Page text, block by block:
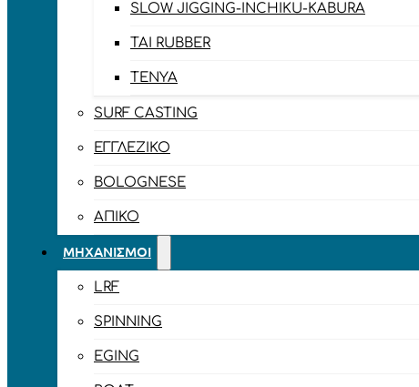
SLOW JIGGING-INCHIKU-KABURA
TAI RUBBER
TENYA
SURF CASTING
ΕΓΓΛΈΖΙΚΟ
BOLOGNESE
ΑΠΊΚΟ
ΜΗΧΑΝΙΣΜΟΊ
LRF
SPINNING
EGING